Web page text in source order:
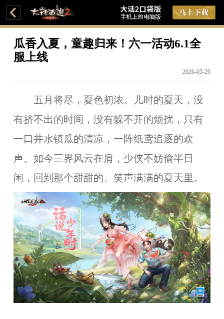
瓜香入夏，童趣归来！六一活动6.1全
服上线
2026-05-29
五月将尽，夏色初浓。儿时的夏天，没
有挤不出的时间，没有躲不开的烦扰，只有
一口井水镇瓜的清凉，一阵纸鸢追逐的欢
声。如今三界风云在肩，少侠不妨偷半日
闲，回到那个甜甜的、笑声满满的夏天里。